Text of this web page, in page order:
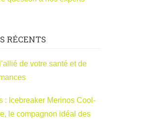
RÉCENTS
de votre santé et de
: Icebreaker Merinos Cool-
le compagnon idéal des